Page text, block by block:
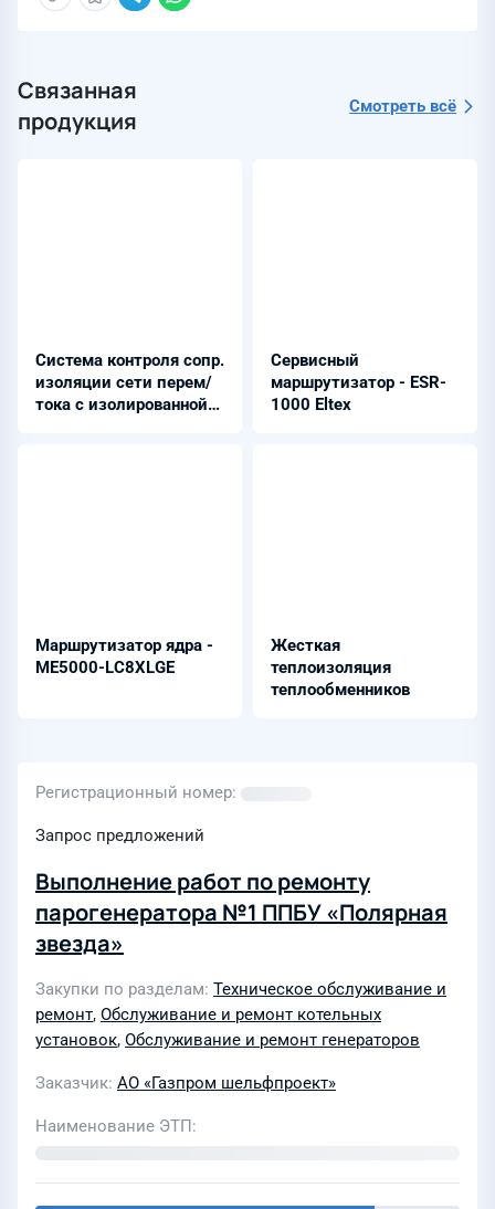
Связанная
продукция
Смотреть всё
Система контроля сопр.
изоляции сети перем/
тока с изолированной
Сервисный
маршрутизатор - ESR-
1000 Eltex
Маршрутизатор ядра -
ME5000-LC8XLGE
Жесткая
теплоизоляция
теплообменников
Регистрационный номер
Запрос предложений
Выполнение работ по ремонту
парогенератора №1 ППБУ «Полярная
звезда»
Закупки по разделам Техническое обслуживание и
ремонт, Обслуживание и ремонт котельных
установок, Обслуживание и ремонт генераторов
Заказчик АО «Газпром шельфпроект»
Наименование ЭТП